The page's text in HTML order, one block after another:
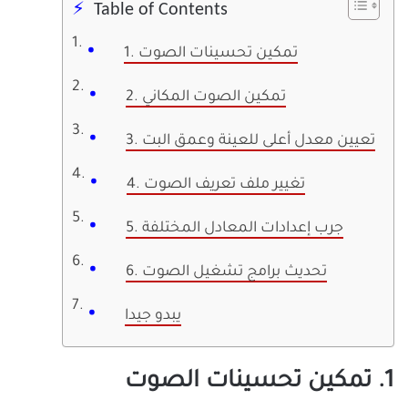
Table of Contents
1. تمكين تحسينات الصوت
2. تمكين الصوت المكاني
3. تعيين معدل أعلى للعينة وعمق البت
4. تغيير ملف تعريف الصوت
5. جرب إعدادات المعادل المختلفة
6. تحديث برامج تشغيل الصوت
يبدو جيدا
1. تمكين تحسينات الصوت